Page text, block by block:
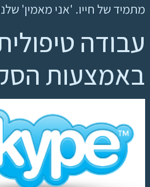
מתמיד של חייו. 'אני מאמין'
עבודה
באמצעות